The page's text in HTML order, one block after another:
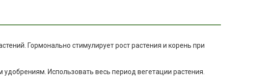
Гормонально стимулирует рост растения и корень при
Использовать весь период вегетации растения.